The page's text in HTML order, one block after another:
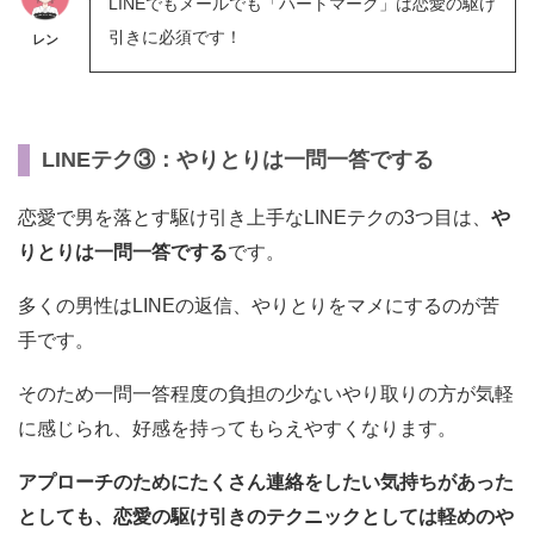
レン
引きに必須です！
LINEテク③：やりとりは一問一答でする
恋愛で男を落とす駆け引き上手なLINEテクの3つ目は、 や
りとりは一問一答でするです。
多くの男性はLINEの返信、やりとりをマメにするのが苦
手です。
そのため一問一答程度の負担の少ないやり取りの方が気軽
に感じられ、好感を持ってもらえやすくなります。
アプローチのためにたくさん連絡をしたい気持ちがあった
としても、恋愛の駆け引きのテクニックとしては軽めのや